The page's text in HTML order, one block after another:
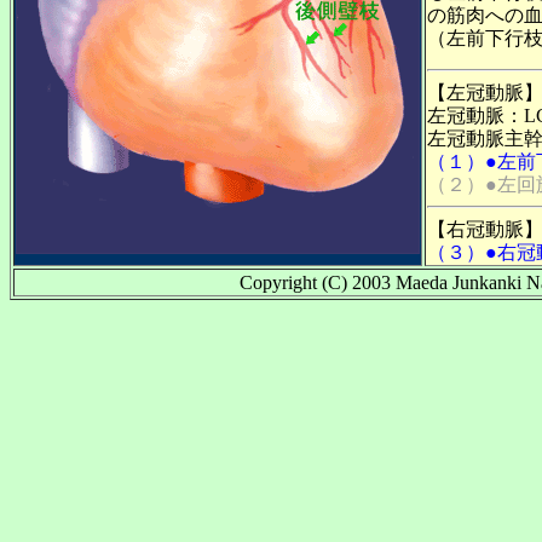
の筋肉への
（左前下行
【左冠動脈
左冠動脈：
左冠動脈主
（１）●左
（２）●左
【右冠動脈
（３）●右
Copyright (C) 2003 Maeda Junkanki